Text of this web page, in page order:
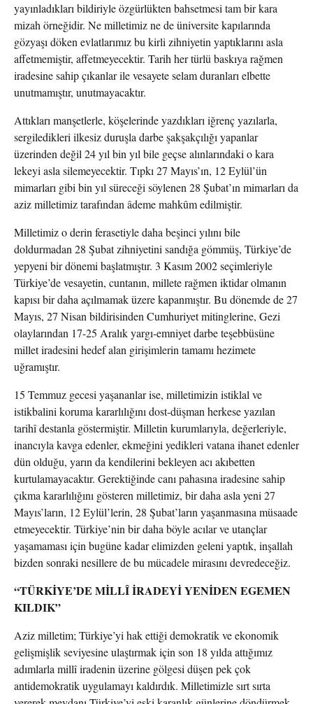
yayınladıkları bildiriyle özgürlükten bahsetmesi tam bir kara
mizah örneğidir. Ne milletimiz ne de üniversite kapılarında
gözyaşı döken evlatlarımız bu kirli zihniyetin yaptıklarını asla
affetmemiştir, affetmeyecektir. Tarih her türlü baskıya rağmen
iradesine sahip çıkanlar ile vesayete selam duranları elbette
unutmamıştır, unutmayacaktır.
Attıkları manşetlerle, köşelerinde yazdıkları iğrenç yazılarla,
sergiledikleri ilkesiz duruşla darbe şakşakçılığı yapanlar
üzerinden değil 24 yıl bin yıl bile geçse alınlarındaki o kara
lekeyi asla silemeyecektir. Tıpkı 27 Mayıs’ın, 12 Eylül’ün
mimarları gibi bin yıl süreceği söylenen 28 Şubat’ın mimarları da
aziz milletimiz tarafından âdeme mahkûm edilmiştir.
Milletimiz o derin ferasetiyle daha beşinci yılını bile
doldurmadan 28 Şubat zihniyetini sandığa gömmüş, Türkiye’de
yepyeni bir dönemi başlatmıştır. 3 Kasım 2002 seçimleriyle
Türkiye’de vesayetin, cuntanın, millete rağmen iktidar olmanın
kapısı bir daha açılmamak üzere kapanmıştır. Bu dönemde de 27
Mayıs, 27 Nisan bildirisinden Cumhuriyet mitinglerine, Gezi
olaylarından 17-25 Aralık yargı-emniyet darbe teşebbüsüne
millet iradesini hedef alan girişimlerin tamamı hezimete
uğramıştır.
15 Temmuz gecesi yaşananlar ise, milletimizin istiklal ve
istikbalini koruma kararlılığını dost-düşman herkese yazılan
tarihî destanla göstermiştir. Milletin kurumlarıyla, değerleriyle,
inancıyla kavga edenler, ekmeğini yedikleri vatana ihanet edenler
dün olduğu, yarın da kendilerini bekleyen acı akıbetten
kurtulamayacaktır. Gerektiğinde canı pahasına iradesine sahip
çıkma kararlılığını gösteren milletimiz, bir daha asla yeni 27
Mayıs’ların, 12 Eylül’lerin, 28 Şubat’ların yaşanmasına müsaade
etmeyecektir. Türkiye’nin bir daha böyle acılar ve utançlar
yaşamaması için bugüne kadar elimizden geleni yaptık, inşallah
bizden sonraki nesillere de bu mücadele mirasını devredeceğiz.
“TÜRKİYE’DE MİLLÎ İRADEYİ YENİDEN EGEMEN
KILDIK”
Aziz milletim; Türkiye’yi hak ettiği demokratik ve ekonomik
gelişmişlik seviyesine ulaştırmak için son 18 yılda attığımız
adımlarla millî iradenin üzerine gölgesi düşen pek çok
antidemokratik uygulamayı kaldırdık. Milletimizle sırt sırta